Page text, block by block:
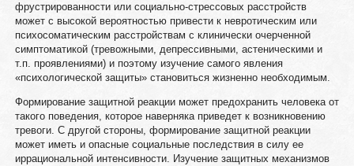
фрустрированности или социально-стрессовых расстройств
может с высокой вероятностью привести к невротическим или
психосоматическим расстройствам с клинически очерченной
симптоматикой (тревожными, депрессивными, астеническими и
т.п. проявлениями) и поэтому изучение самого явления
«психологической защиты» становиться жизненно необходимым.
Формирование защитной реакции может предохранить человека от
такого поведения, которое наверняка приведет к возникновению
тревоги. С другой стороны, формирование защитной реакции
может иметь и опасные социальные последствия в силу ее
иррациональной интенсивности. Изучение защитных механизмов